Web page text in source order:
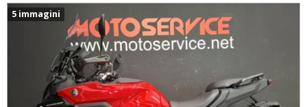
5 immagini